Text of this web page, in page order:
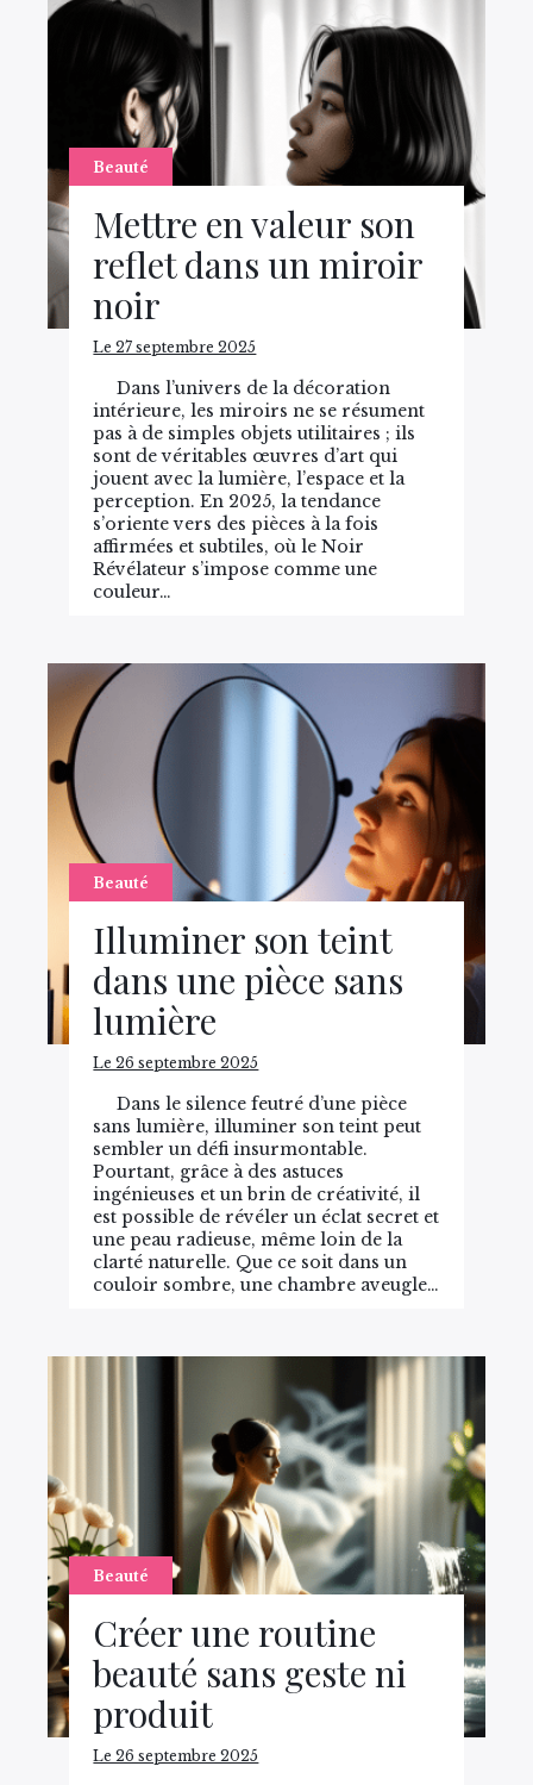
Beauté
Mettre en valeur son
reflet dans un miroir
noir
Le 27 septembre 2025
Dans l’univers de la décoration
intérieure, les miroirs ne se résument
pas à de simples objets utilitaires ; ils
sont de véritables œuvres d’art qui
jouent avec la lumière, l’espace et la
perception. En 2025, la tendance
s’oriente vers des pièces à la fois
affirmées et subtiles, où le Noir
Révélateur s’impose comme une
couleur…
Beauté
Illuminer son teint
dans une pièce sans
lumière
Le 26 septembre 2025
Dans le silence feutré d’une pièce
sans lumière, illuminer son teint peut
sembler un défi insurmontable.
Pourtant, grâce à des astuces
ingénieuses et un brin de créativité, il
est possible de révéler un éclat secret et
une peau radieuse, même loin de la
clarté naturelle. Que ce soit dans un
couloir sombre, une chambre aveugle…
Beauté
Créer une routine
beauté sans geste ni
produit
Le 26 septembre 2025